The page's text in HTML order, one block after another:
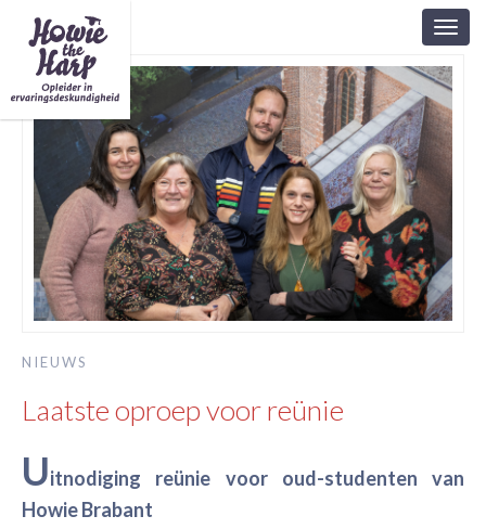
NIEUWS
Laatste oproep voor reünie
Uitnodiging reünie voor oud-studenten van
Howie Brabant